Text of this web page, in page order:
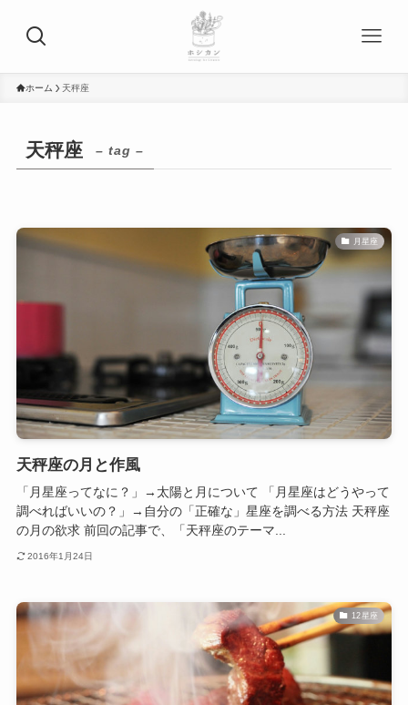
ホーム 天秤座
天秤座 – tag –
月星座
天秤座の月と作風
「月星座ってなに？」→太陽と月について 「月星座はどうやって
調べればいいの？」→自分の「正確な」星座を調べる方法 天秤座
の月の欲求 前回の記事で、「天秤座のテーマ...
2016年1月24日
12星座